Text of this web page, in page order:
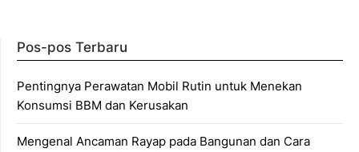
Pos-pos Terbaru
Pentingnya Perawatan Mobil Rutin untuk Menekan
Konsumsi BBM dan Kerusakan
Mengenal Ancaman Rayap pada Bangunan dan Cara